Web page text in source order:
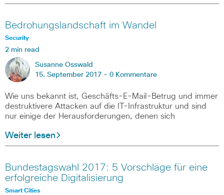
Bedrohungslandschaft im Wandel
Security
2 min read
Susanne Osswald
15. September 2017 - 0 Kommentare
Wie uns bekannt ist, Geschäfts-E-Mail-Betrug und immer
destruktivere Attacken auf die IT-Infrastruktur und sind
nur einige der Herausforderungen, denen sich
Weiter lesen
Bundestagswahl 2017: 5 Vorschläge für eine
erfolgreiche Digitalisierung
Smart Cities